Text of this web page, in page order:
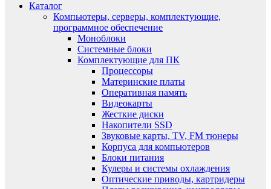
Каталог
Компьютеры, серверы, комплектующие,
программное обеспечение
Моноблоки
Системные блоки
Комплектующие для ПК
Процессоры
Материнские платы
Оперативная память
Видеокарты
Жесткие диски
Накопители SSD
Звуковые карты, TV, FM тюнеры
Корпуса для компьютеров
Блоки питания
Кулеры и системы охлаждения
Оптические приводы, картридеры